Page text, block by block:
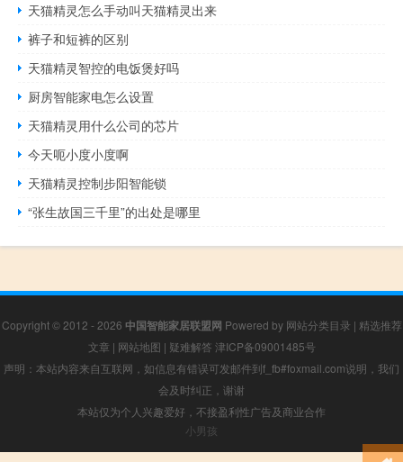
天猫精灵怎么手动叫天猫精灵出来
裤子和短裤的区别
天猫精灵智控的电饭煲好吗
厨房智能家电怎么设置
天猫精灵用什么公司的芯片
今天呃小度小度啊
天猫精灵控制步阳智能锁
“张生故国三千里”的出处是哪里
Copyright © 2012 - 2026 中国智能家居联盟网 Powered by 网站分类目录 | 精选推荐
文章 | 网站地图 | 疑难解答 津ICP备09001485号
声明：本站内容来自互联网，如信息有错误可发邮件到f_fb#foxmail.com说明，我们
会及时纠正，谢谢
本站仅为个人兴趣爱好，不接盈利性广告及商业合作
小男孩